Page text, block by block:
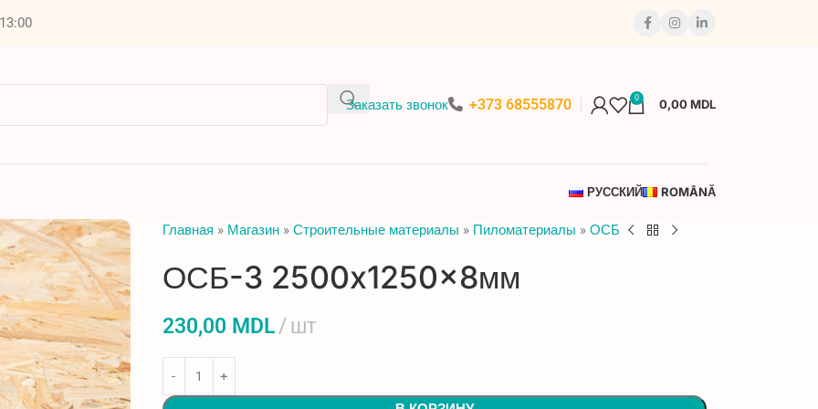
Заказать звонок +373 68555870 0 0,00MDL
РУССКИЙ ROMÂNĂ
Главная » Магазин» Строительные материалы » Пиломатериалы » ОСБ
ОСБ-3 2500x1250x8мм
230,00 MDL шт